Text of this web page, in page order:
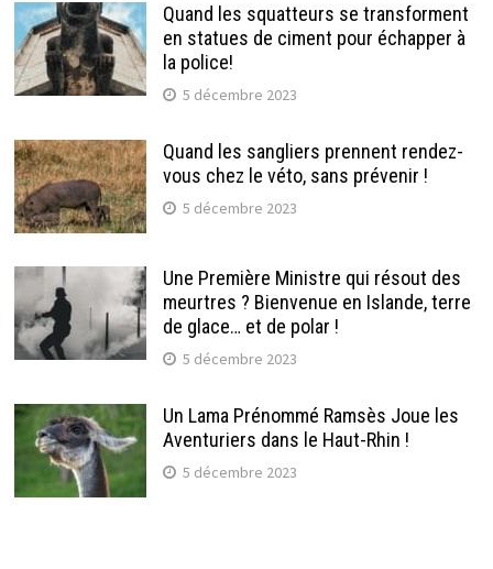
Quand les squatteurs se transforment
en statues de ciment pour échapper à
la police!
5 décembre 2023
Quand les sangliers prennent rendez-
vous chez le véto, sans prévenir !
5 décembre 2023
Une Première Ministre qui résout des
meurtres ? Bienvenue en Islande, terre
de glace… et de polar !
5 décembre 2023
Un Lama Prénommé Ramsès Joue les
Aventuriers dans le Haut-Rhin !
5 décembre 2023